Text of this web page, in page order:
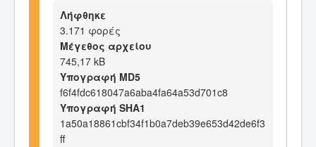
Λήφθηκε
3.171 φορές
Μέγεθος αρχείου
745,17 kB
Υπογραφή MD5
f6f4fdc618047a6aba4fa64a53d701c8
Υπογραφή SHA1
1a50a18861cbf34f1b0a7deb39e653d42de6f3
ff